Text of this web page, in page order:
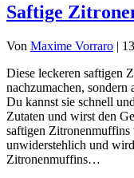
Saftige
Von Maxime Vorraro |
Diese leckeren saftigen
nachzumachen,
Du kannst sie schnell
Zutaten und wirst den
saftigen
unwiderstehlich und
Zitronenmuffins…